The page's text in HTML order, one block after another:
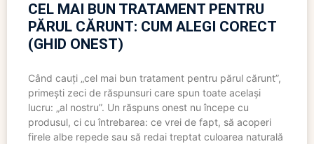
CEL MAI BUN TRATAMENT PENTRU
PĂRUL CĂRUNT: CUM ALEGI CORECT
(GHID ONEST)
Când cauți „cel mai bun tratament pentru părul cărunt”,
primești zeci de răspunsuri care spun toate același
lucru: „al nostru”. Un răspuns onest nu începe cu
produsul, ci cu întrebarea: ce vrei de fapt, să acoperi
firele albe repede sau să redai treptat culoarea naturală